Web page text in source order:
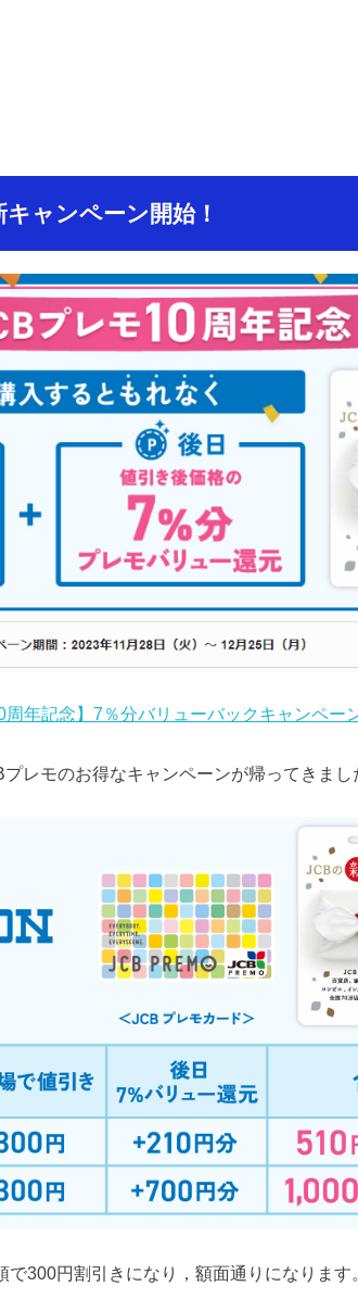
ャンペーン開始！
周年記念】7％分バリューバックキャンペー
レモのお得なキャンペーンが帰ってきまし
300円割引きになり，額面通りになります